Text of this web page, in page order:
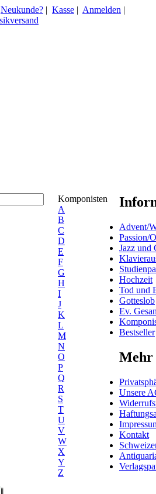
Neukunde? | Kasse | Anmelden |
Komponisten
A
B
C
D
E
F
G
H
I
J
K
L
M
N
O
P
Q
R
S
T
U
V
W
X
Y
Z
Advent/
Passion/
Jazz und
Hochzeit
Tod und
Gotteslob
Ev.
Bestseller
Mehr
Unsere
Kontakt